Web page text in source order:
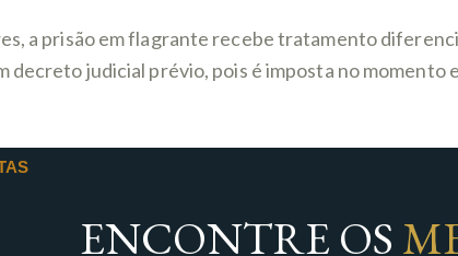
a prisão em flagrante recebe tratamento
decreto judicial prévio, pois é imposta no
ENCONTRE OS